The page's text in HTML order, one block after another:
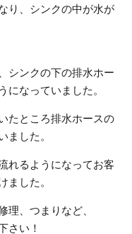
り、シンクの中が水が
シンクの下の排水ホー
になっていました。
たところ排水ホースの
ました。
れるようになってお客
ました。
理、つまりなど、
さい！